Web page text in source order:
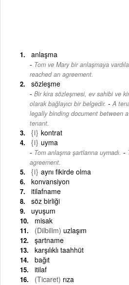
anlaşma
Tom ve Mary bir anlaşmaya
reached an agreement.
sözleşme
Bir kira sözleşmesi, ev sahibi ve
olarak bağlayıcı bir belgedir. - A
legally binding document between
tenant.
{i} kontrat
{i} uyma
Tom anlaşma şartlarına uymadı. -
agreement.
{i} aynı fikirde olma
konvansiyon
itilafname
söz birliği
uyuşum
misak
(Dilbilim) uzlaşım
şartname
karşılıklı taahhüt
bağıt
itilaf
(Ticaret) rıza